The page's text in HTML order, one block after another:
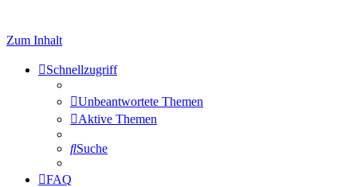
Zum Inhalt
Schnellzugriff
Unbeantwortete Themen
Aktive Themen
Suche
FAQ